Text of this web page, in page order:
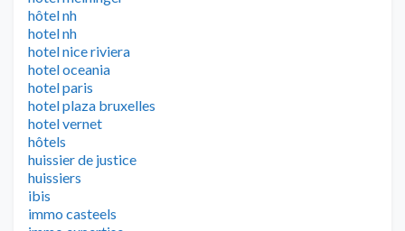
hôtel nh
hotel nh
hotel nice riviera
hotel oceania
hotel paris
hotel plaza bruxelles
hotel vernet
hôtels
huissier de justice
huissiers
ibis
immo casteels